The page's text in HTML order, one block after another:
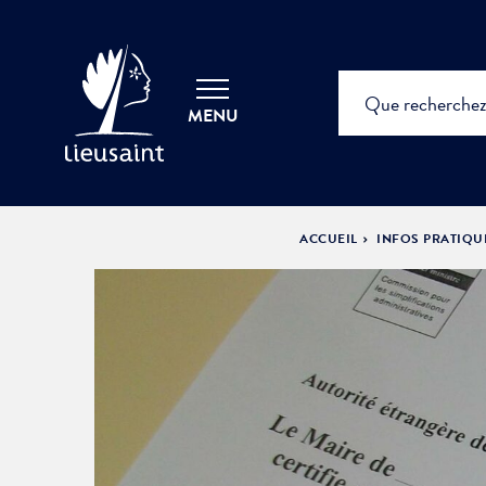
MENU
ACCUEIL INFOS